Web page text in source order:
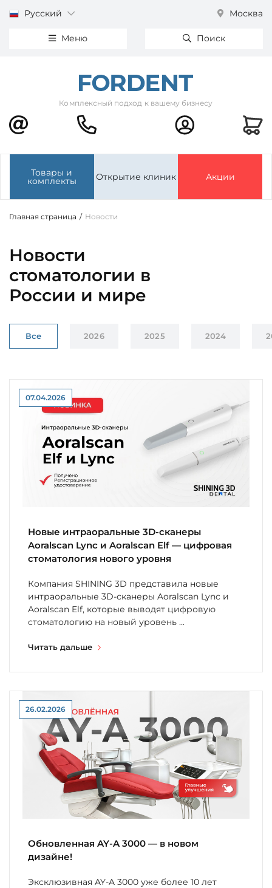
Русский Москва
Меню Поиск
Комплексный подход к вашему бизнесу
Товары и
комплекты Открытие клиник Акции
Главная страница / Новости
Новости
стоматологии в
России и мире
Все 2026 2025 2024
07.04.2026
Новые интраоральные 3D-сканеры
Aoralscan Lync и Aoralscan Elf — цифровая
стоматология нового уровня
Компания SHINING 3D представила новые
интраоральные 3D-сканеры Aoralscan Lync и
Aoralscan Elf, которые выводят цифровую
стоматологию на новый уровень ...
Читать дальше
26.02.2026
Обновленная AY-A 3000 — в новом
дизайне!
Эксклюзивная AY-A 3000 уже более 10 лет